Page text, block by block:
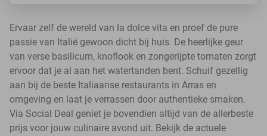
Ervaar zelf de wereld van la dolce vita en proef de pure
passie van Italië gewoon dicht bij huis. De heerlijke geur
van verse basilicum, knoflook en zongerijpte tomaten zorgt
ervoor dat je al aan het watertanden bent. Schuif gezellig
aan bij de beste Italiaanse restaurants in Arras en
omgeving en laat je verrassen door authentieke smaken.
Via Social Deal geniet je bovendien altijd van de allerbeste
prijs voor jouw culinaire avond uit. Bekijk de actuele